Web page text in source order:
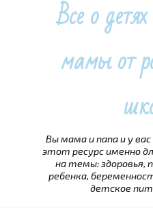
Все о
мамы от
Вы мама и папа и у
этот ресурс именно
на темы: здоровья,
ребенка,
детское